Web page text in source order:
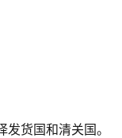
货国和清关国。